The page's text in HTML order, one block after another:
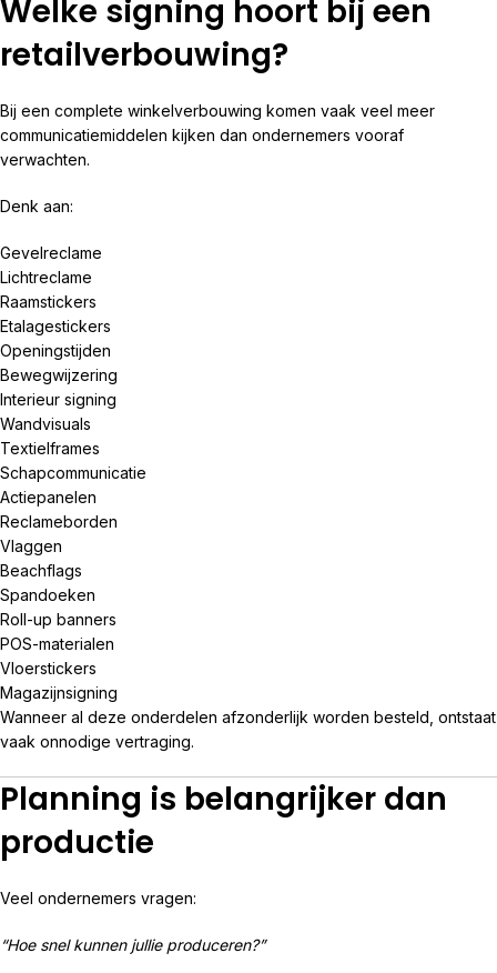
Welke signing hoort bij een
retailverbouwing?
Bij een complete winkelverbouwing komen vaak veel meer
communicatiemiddelen kijken dan ondernemers vooraf
verwachten.
Denk aan:
Gevelreclame
Lichtreclame
Raamstickers
Etalagestickers
Openingstijden
Bewegwijzering
Interieur signing
Wandvisuals
Textielframes
Schapcommunicatie
Actiepanelen
Reclameborden
Vlaggen
Beachflags
Spandoeken
Roll-up banners
POS-materialen
Vloerstickers
Magazijnsigning
Wanneer al deze onderdelen afzonderlijk worden besteld, ontstaat
vaak onnodige vertraging.
Planning is belangrijker dan
productie
Veel ondernemers vragen:
“Hoe snel kunnen jullie produceren?”